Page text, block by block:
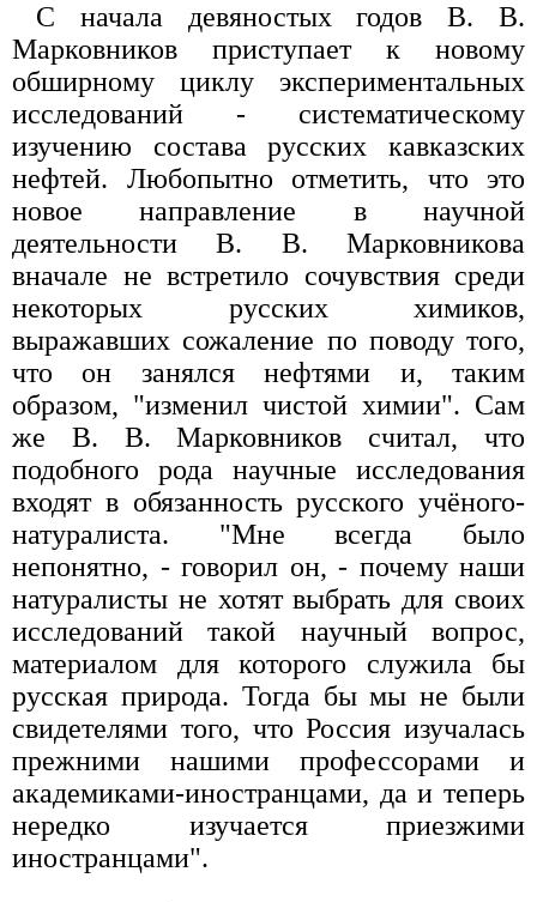
С начала девяностых годов В. В.
Марковников приступает к новому
обширному циклу экспериментальных
исследований - систематическому
изучению состава русских кавказских
нефтей. Любопытно отметить, что это
новое направление в научной
деятельности В. В. Марковникова
вначале не встретило сочувствия среди
некоторых русских химиков,
выражавших сожаление по поводу того,
что он занялся нефтями и, таким
образом, "изменил чистой химии". Сам
же В. В. Марковников считал, что
подобного рода научные исследования
входят в обязанность русского учёного-
натуралиста. "Мне всегда было
непонятно, - говорил он, - почему наши
натуралисты не хотят выбрать для своих
исследований такой научный вопрос,
материалом для которого служила бы
русская природа. Тогда бы мы не были
свидетелями того, что Россия изучалась
прежними нашими профессорами и
академиками-иностранцами, да и теперь
нередко изучается приезжими
иностранцами".